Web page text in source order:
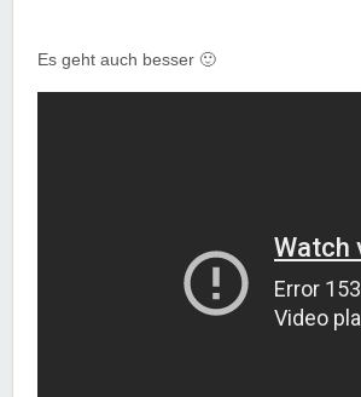
Es geht auch besser 🙂